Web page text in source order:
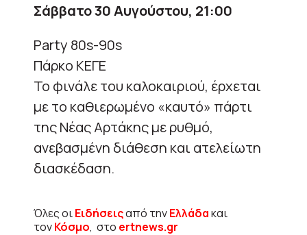
Σάββατο 30 Αυγούστου, 21:00
Party 80s-90s
Πάρκο ΚΕΓΕ
Το φινάλε του καλοκαιριού, έρχεται
με το καθιερωμένο «καυτό» πάρτι
της Νέας Αρτάκης με ρυθμό,
ανεβασμένη διάθεση και ατελείωτη
διασκέδαση.
Όλες οιΕιδήσειςαπό τηνΕλλάδακαι
τονΚόσμο, στο ertnews.gr